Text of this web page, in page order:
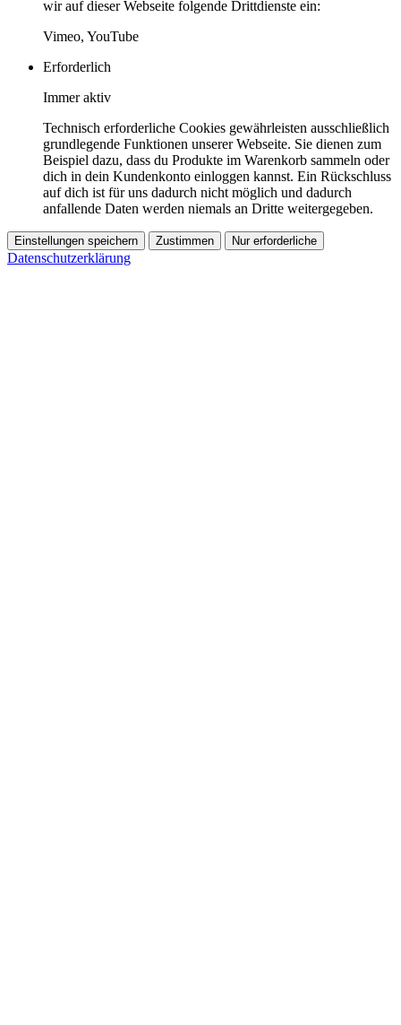
wir auf dieser Webseite folgende Drittdienste ein:
Vimeo, YouTube
Erforderlich
Immer aktiv
Technisch erforderliche Cookies gewährleisten ausschließlich
grundlegende Funktionen unserer Webseite. Sie dienen zum
Beispiel dazu, dass du Produkte im Warenkorb sammeln oder
dich in dein Kundenkonto einloggen kannst. Ein Rückschluss
auf dich ist für uns dadurch nicht möglich und dadurch
anfallende Daten werden niemals an Dritte weitergegeben.
Einstellungen speichern Zustimmen Nur erforderliche
Datenschutzerklärung